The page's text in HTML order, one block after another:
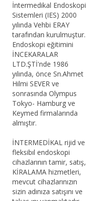
İntermedikal Endoskopi
Sistemleri (IES) 2000
yılında Vehbi ERAY
tarafından kurulmuştur.
Endoskopi eğitimini
İNCEKARALAR
LTD.ŞTİ'nde 1986
yılında, önce Sn.Ahmet
Hilmi SEVER ve
sonrasında Olympus
Tokyo- Hamburg ve
Keymed firmalarında
almıştır.
İNTERMEDİKAL rijid ve
fleksibıl endoskopi
cihazlarının tamir, satış,
KİRALAMA hizmetleri,
mevcut cihazlarınızın
sizin adınıza satışını ve